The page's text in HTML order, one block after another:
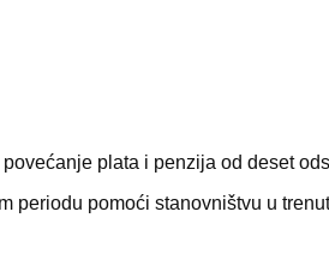
plata i penzija od deset
periodu pomoći stanovništvu u